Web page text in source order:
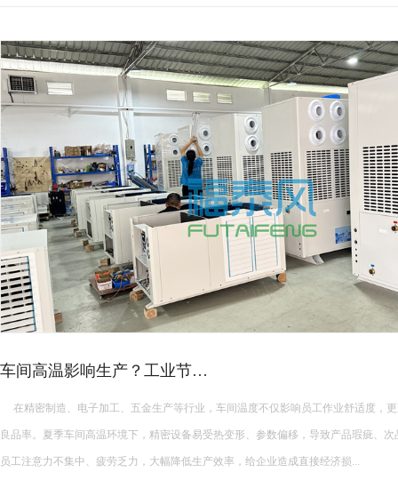
车间高温影响生产？工业节…
在精密制造、电子加工、五金生产等行业，车间温度不仅影响员工作业舒适度，
良品率。夏季车间高温环境下，精密设备易受热变形、参数偏移，导致产品瑕疵、
员工注意力不集中、疲劳乏力，大幅降低生产效率，给企业造成直接经济损...